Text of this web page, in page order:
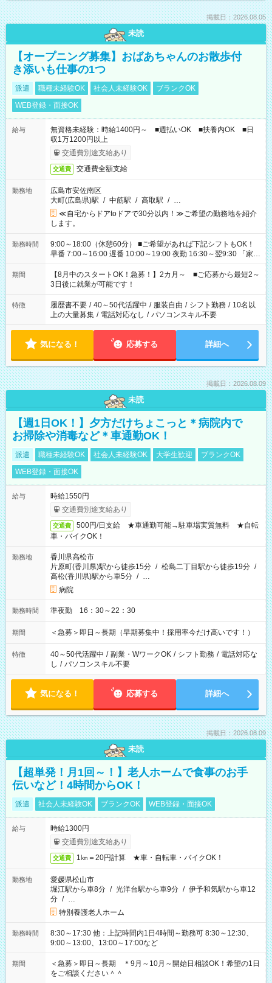
掲載日：2026.08.05
未読
【オープニング募集】おばあちゃんのお散歩付
き添いも仕事の1つ
派遣 職種未経験OK 社会人未経験OK
ブランクOK
WEB登録・面接OK
給与
無資格未経験：時給1400円～ ■週払いOK ■扶養内OK ■日
収1万1200円以上
交通費別途支給あり
交通費 交通費全額支給
勤務地
広島市安佐南区
大町(広島県)駅 / 中筋駅 / 高取駅 / …
≪自宅からドアtoドアで30分以内！≫ご希望の勤務地を紹介
します。
勤務時間
9:00～18:00（休憩60分） ■ご希望があれば下記シフトもOK！
早番 7:00～16:00 遅番 10:00～19:00 夜勤 16:30～翌9:30 「家族
と休みを合わせたい」 「余裕を持って夕飯の準備がしたい」
「できれば残業はしたくない」 など、ご希望を教えてください
ね。 ※Wワーク希望の方へ 今ご覧のお仕事で希望する勤務時間
と、もう1つのお仕事の勤務時間。 合計で週40時間を超える場
合は応募できません。
期間
【8月中のスタートOK！急募！】2カ月～ ■ご応募から最短2～
3日後に就業が可能です！
特徴 履歴書不要 / 40～50代活躍中 / 服装自由 / シフト勤務 / 10名以
上の大量募集 / 電話対応なし / パソコンスキル不要
気になる！ 応募する 詳細へ
掲載日：2026.08.09
未読
【週1日OK！】夕方だけちょこっと＊病院内で
お掃除や消毒など＊車通勤OK！
派遣 職種未経験OK 社会人未経験OK 大学生歓迎
ブランクOK
WEB登録・面接OK
給与
時給1550円
交通費別途支給あり
交通費
500円/日支給 ★車通勤可能→駐車場実質無料 ★自転
車・バイクOK！
勤務地
香川県高松市
片原町(香川県)駅から徒歩15分 / 松島二丁目駅から徒歩19分 /
高松(香川県)駅から車5分 / …
病院
勤務時間 準夜勤 16：30～22：30
期間 ＜急募＞即日～長期（早期募集中！採用率今だけ高いです！）
特徴 40～50代活躍中 / 副業・WワークOK / シフト勤務 / 電話対応な
し / パソコンスキル不要
気になる！ 応募する 詳細へ
掲載日：2026.08.09
未読
【超単発！月1回～！】老人ホームで食事のお手
伝いなど！4時間からOK！
派遣 社会人未経験OK ブランクOK WEB登録・面接OK
給与
時給1300円
交通費別途支給あり
交通費 1㎞＝20円計算 ★車・自転車・バイクOK！
勤務地
愛媛県松山市
堀江駅から車8分 / 光洋台駅から車9分 / 伊予和気駅から車12
分 / …
特別養護老人ホーム
勤務時間
8:30～17:30 他：上記時間内1日4時間～勤務可 8:30～12:30、
9:00～13:00、13:00～17:00など
期間
＜急募＞即日～長期 ＊9月～10月～開始日相談OK！希望の1日
をご相談ください＾＾